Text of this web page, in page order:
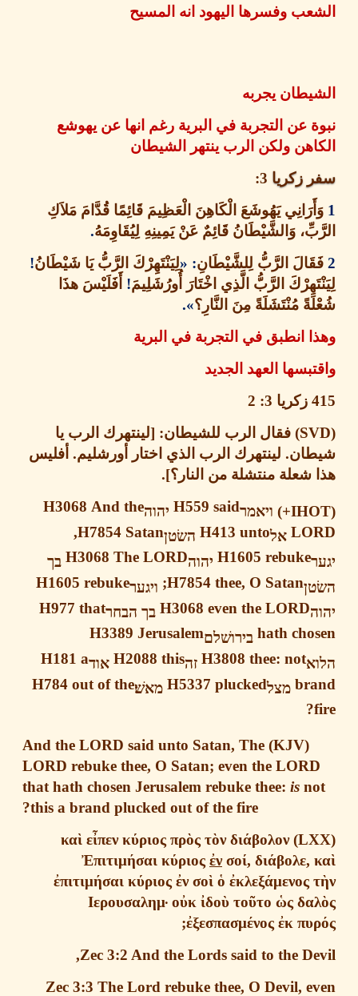
وفسرها اليهود انه المسيح
يجربه
عن التجربة في البرية رغم انها عن يهوشع
ولكن الرب ينتهر الشيطان
زكريا
يَهُوشَعَ الْكَاهِنَ الْعَظِيمَ قَائِمًا قُدَّامَ مَلاَكِ
وَالشَّيْطَانُ قَائِمٌ عَنْ يَمِينِهِ لِيُقَاوِمَهُ.
الرَّبُّ لِلشَّيْطَانِ: «لِيَنْتَهِرْكَ الرَّبُّ يَا شَيْطَانُ!
الرَّبُّ الَّذِي اخْتَارَ أُورُشَلِيمَ! أَفَلَيْسَ هذَا
مُنْتَشَلَةً مِنَ النَّارِ؟».
انطبق في التجربة في البرية
العهد الجديد
زكريا3: 2
فقال الرب للشيطان: [لينتهرك الربيا
.لينتهرك الرب الذي اختار أورشليم. أفليس
شعلة منتشلة من النار؟].
ויאמר H559said יהוה H3068And the
אל H413unto השׂטן H7854Satan,
H1605 rebuke יהוהH3068 The LORD בך
H7854thee, O Satan; ויגער H1605rebuke
H3068even the LORD בך הבחר H977that
hath בירושׁלם H3389Jerusalem
H3808thee: not זה H2088this אוד H181a
מצל H5337plucked מאשׁ׃ H784out of the
And the LORD said unto Satan,
The
LORD rebuke thee, O Satan; even the
that hath chosen Jerusalem rebuke thee:
this a brand plucked out of the fire?
καὶ εἶπεν κύριος πρὸς τὸν διάβολον
Ἐπιτιμήσαι κύριος ἐν σοί,δι άβολε
ἐπιτιμήσαι κύριος ἐ ν σοὶ ὁ ἐκλεξάμενος
Ιερουσαλημ· οὐ κ ἰδοὺ τοῦτο ὡς
ἐξεσπασμέ νος ἐκ
;
Zec 3:2And the Lords said to the
Zec 3:3 The Lord rebuke thee, O Devil,